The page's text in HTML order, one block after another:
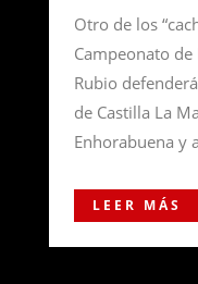
Otro de los
Campeonato
Rubio
de Castilla La
Enhorabuena y
LEER MÁS